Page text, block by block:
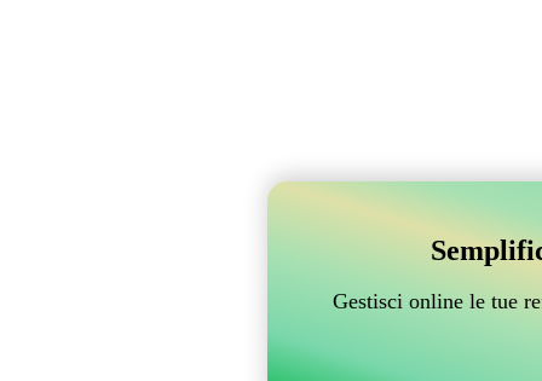
Gestisci online le tue